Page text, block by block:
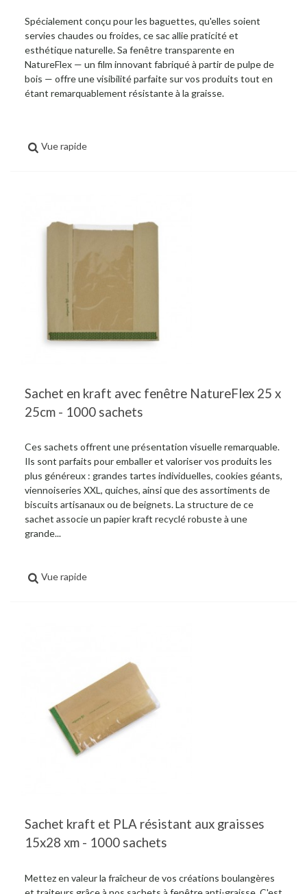
Spécialement conçu pour les baguettes, qu'elles soient
servies chaudes ou froides, ce sac allie praticité et
esthétique naturelle. Sa fenêtre transparente en
NatureFlex — un film innovant fabriqué à partir de pulpe de
bois — offre une visibilité parfaite sur vos produits tout en
étant remarquablement résistante à la graisse.
Vue rapide
Sachet en kraft avec fenêtre NatureFlex 25 x
25cm - 1000 sachets
Ces sachets offrent une présentation visuelle remarquable.
Ils sont parfaits pour emballer et valoriser vos produits les
plus généreux : grandes tartes individuelles, cookies géants,
viennoiseries XXL, quiches, ainsi que des assortiments de
biscuits artisanaux ou de beignets. La structure de ce
sachet associe un papier kraft recyclé robuste à une
grande...
Vue rapide
Sachet kraft et PLA résistant aux graisses
15x28 xm - 1000 sachets
Mettez en valeur la fraîcheur de vos créations boulangères